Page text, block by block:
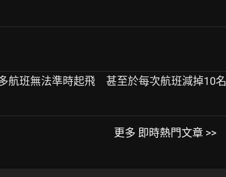
航班無法準時起飛 甚至於每次航班減掉10名
更多 即時熱門文章 >>